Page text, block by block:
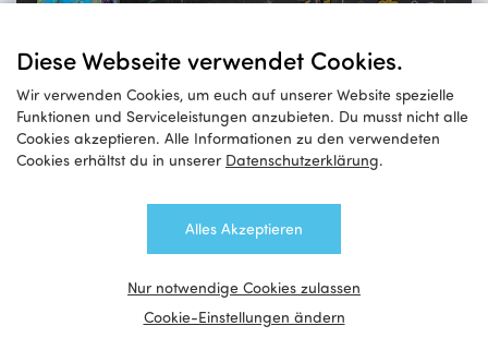
Diese Webseite verwendet Cookies.
Wir verwenden Cookies, um euch auf unserer Website spezielle
Funktionen und Serviceleistungen anzubieten. Du musst nicht alle
Cookies akzeptieren. Alle Informationen zu den verwendeten
Cookies erhältst du in unserer Datenschutzerklärung.
Alles Akzeptieren
Nur notwendige Cookies zulassen
Cookie-Einstellungen ändern
Jugendaustausch
zwischen Wien und Ostbelgien